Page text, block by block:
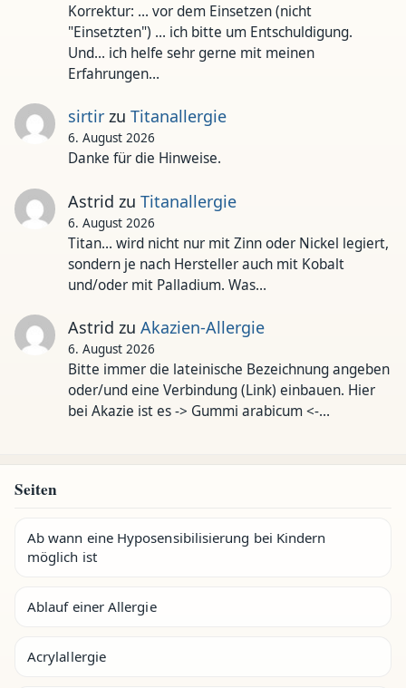
Korrektur: ... vor dem Einsetzen (nicht
"Einsetzten") ... ich bitte um Entschuldigung.
Und... ich helfe sehr gerne mit meinen
Erfahrungen…
sirtirzu Titanallergie
6. August 2026
Danke für die Hinweise.
Astrid zu Titanallergie
6. August 2026
Titan... wird nicht nur mit Zinn oder Nickel legiert,
sondern je nach Hersteller auch mit Kobalt
und/oder mit Palladium. Was…
Astrid zu Akazien-Allergie
6. August 2026
Bitte immer die lateinische Bezeichnung angeben
oder/und eine Verbindung (Link) einbauen. Hier
bei Akazie ist es -> Gummi arabicum <-…
Seiten
Ab wann eine Hyposensibilisierung bei Kindern
möglich ist
Ablauf einer Allergie
Acrylallergie